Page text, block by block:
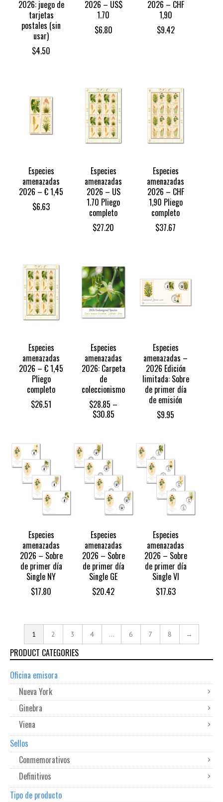
2026: juego de
tarjetas
postales (sin
usar)
$4.50
2026 – US$
1.70
$6.80
2026 – CHF
1,90
$9.42
Especies
amenazadas
2026 – € 1,45
$6.63
Especies
amenazadas
2026 – US
1.70 Pliego
completo
$27.20
Especies
amenazadas
2026 – CHF
1,90 Pliego
completo
$37.67
Especies
amenazadas
2026 – € 1,45
Pliego
completo
$26.51
Especies
amenazadas
2026: Carpeta
de
coleccionismo
$28.85 –
$30.85Price
through
Especies
amenazadas –
2026 Edición
limitada: Sobre
de primer día
de emisión
$9.95
Especies
amenazadas
2026 – Sobre
de primer día
Single NY
$17.80
Especies
amenazadas
2026 – Sobre
de primer día
Single GE
$20.42
Especies
amenazadas
2026 – Sobre
de primer día
Single VI
$17.63
1 2 3 4 … 6 7 8 →
PRODUCT CATEGORIES
Oficina emisora
Nueva York
Ginebra
Viena
Sellos
Conmemorativos
Definitivos
Tipo de producto